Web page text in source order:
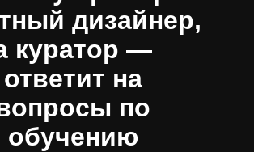
дизайнер,
куратор —
ответит на
по
обучению